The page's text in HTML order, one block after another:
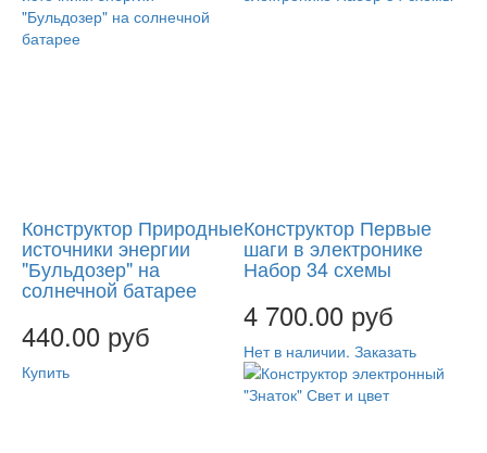
Конструктор Природные
источники энергии
"Бульдозер" на
солнечной батарее
440.00 руб
Купить
Конструктор Первые
шаги в электронике
Набор 34 схемы
4 700.00 руб
Нет в наличии. Заказать